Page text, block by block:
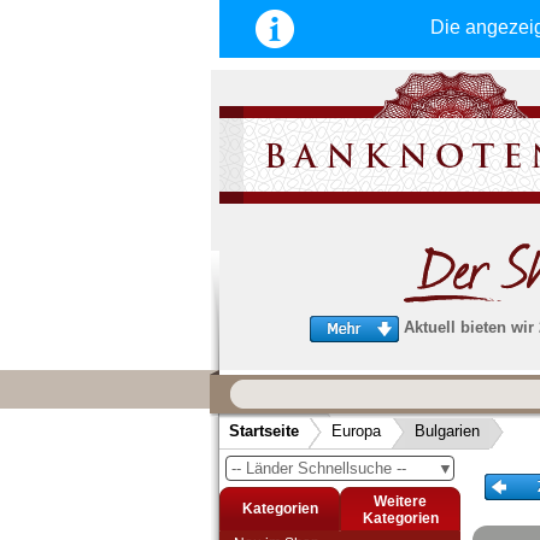
Die
Aktuell bieten wir
schnellen, sicheren und
Service
Schneller und sicherer Versand-
Bestellungen werktags bis 14:00 Uhr,
noch am selben Tag verschickt werden.
(Versand mit DHL oder Deutsche Post)
Startseite Europa Bulgarien
▼
-- Länder Schnellsuche --
Kategorien
Weitere
Kategorien